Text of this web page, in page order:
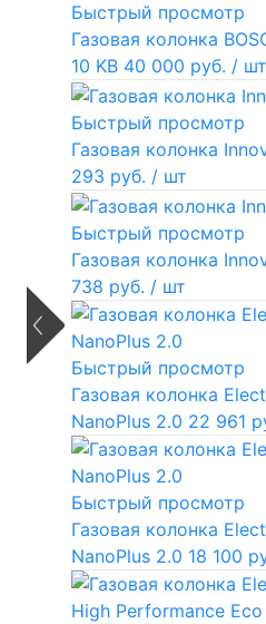
Быстрый просмотр
Газовая колонка
10 KB 40 000 руб. / шт
Быстрый просмотр
Газовая колонка
293 руб. / шт
Быстрый просмотр
Газовая колонка
738 руб. / шт
Быстрый просмотр
Газовая колонка
NanoPlus 2.0 22 961
Быстрый просмотр
Газовая колонка
NanoPlus 2.0 18 100